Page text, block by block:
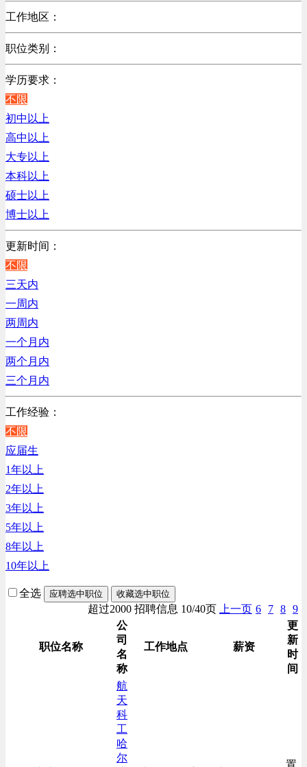
工作地区：
不限
北京
广东
江苏
陕西
浙江
辽宁
上海
职位类别：
不限
机械制造/仪器仪表类
计算机硬件类
销售管理类
计算机软件类
贸易/物流/仓储/采购类
客服及凯发娱乐网址的技术支持类
高级管理类
电子/电器/半导体类
电力电气/能源/自动化
咨询/顾问/法律类
行政/后勤/文秘类
人力资源类
互联网/电子商务/游戏类
建筑装潢/市政建设类
通信/移动互联网/手机类
技工/维修类
房地产开发/物业管理类
生产/加工/认证类
综合技术类
汽车/交通类
财务/审计/税务类
学历要求：
不限
初中以上
高中以上
大专以上
本科以上
硕士以上
博士以上
更新时间：
不限
三天内
一周内
两周内
一个月内
两个月内
三个月内
工作经验：
不限
应届生
1年以上
2年以上
3年以上
5年以上
8年以上
10年以上
全选 应聘选中职位 收藏选中职位
超过2000 招聘信息 10/40页 上一页 6 7 8 9
职位名称
公
司
名
称
工作地点 薪资
更
新
时
间
航
天
科
工
哈
尔
置